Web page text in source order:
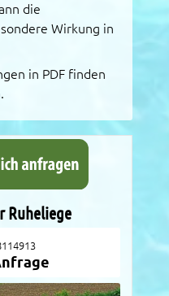
die
Wirkung in
in PDF finden
Ruheliege